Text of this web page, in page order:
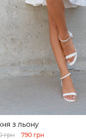
з льону
грн 790 грн